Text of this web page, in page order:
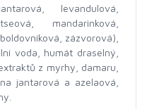
levandulová,
mandarinková,
zázvorová),
voda, humát draselný,
z myrhy, damaru,
jantarová a azelaová,